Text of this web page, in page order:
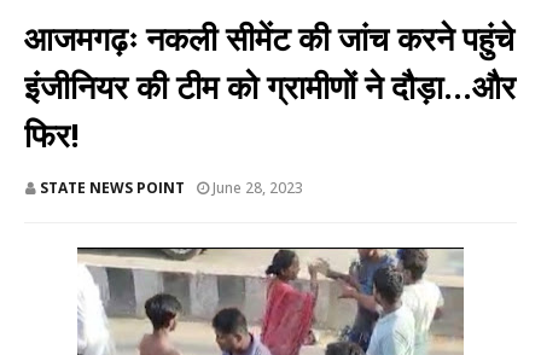
आजमगढ़ः नकली सीमेंट की जांच करने पहुंचे
इंजीनियर की टीम को ग्रामीणों ने दौड़ा...और
फिर!
STATE NEWS POINT June 28, 2023